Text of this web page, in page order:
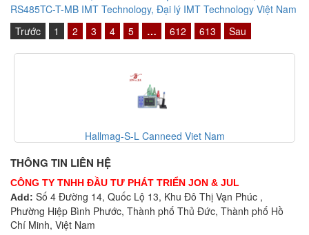
RS485TC-T-MB IMT Technology, Đại lý IMT Technology Việt Nam
Trước
1 2 3 4 5 … 612 613 Sau
Hallmag-S-L Canneed Viet Nam
THÔNG TIN LIÊN HỆ
CÔNG TY TNHH ĐẦU TƯ PHÁT TRIỂN JON & JUL
Add: Số 4 Đường 14, Quốc Lộ 13, Khu Đô Thị Vạn Phúc ,
Phường Hiệp Bình Phước, Thành phố Thủ Đức, Thành phố Hồ
Chí Minh, Việt Nam